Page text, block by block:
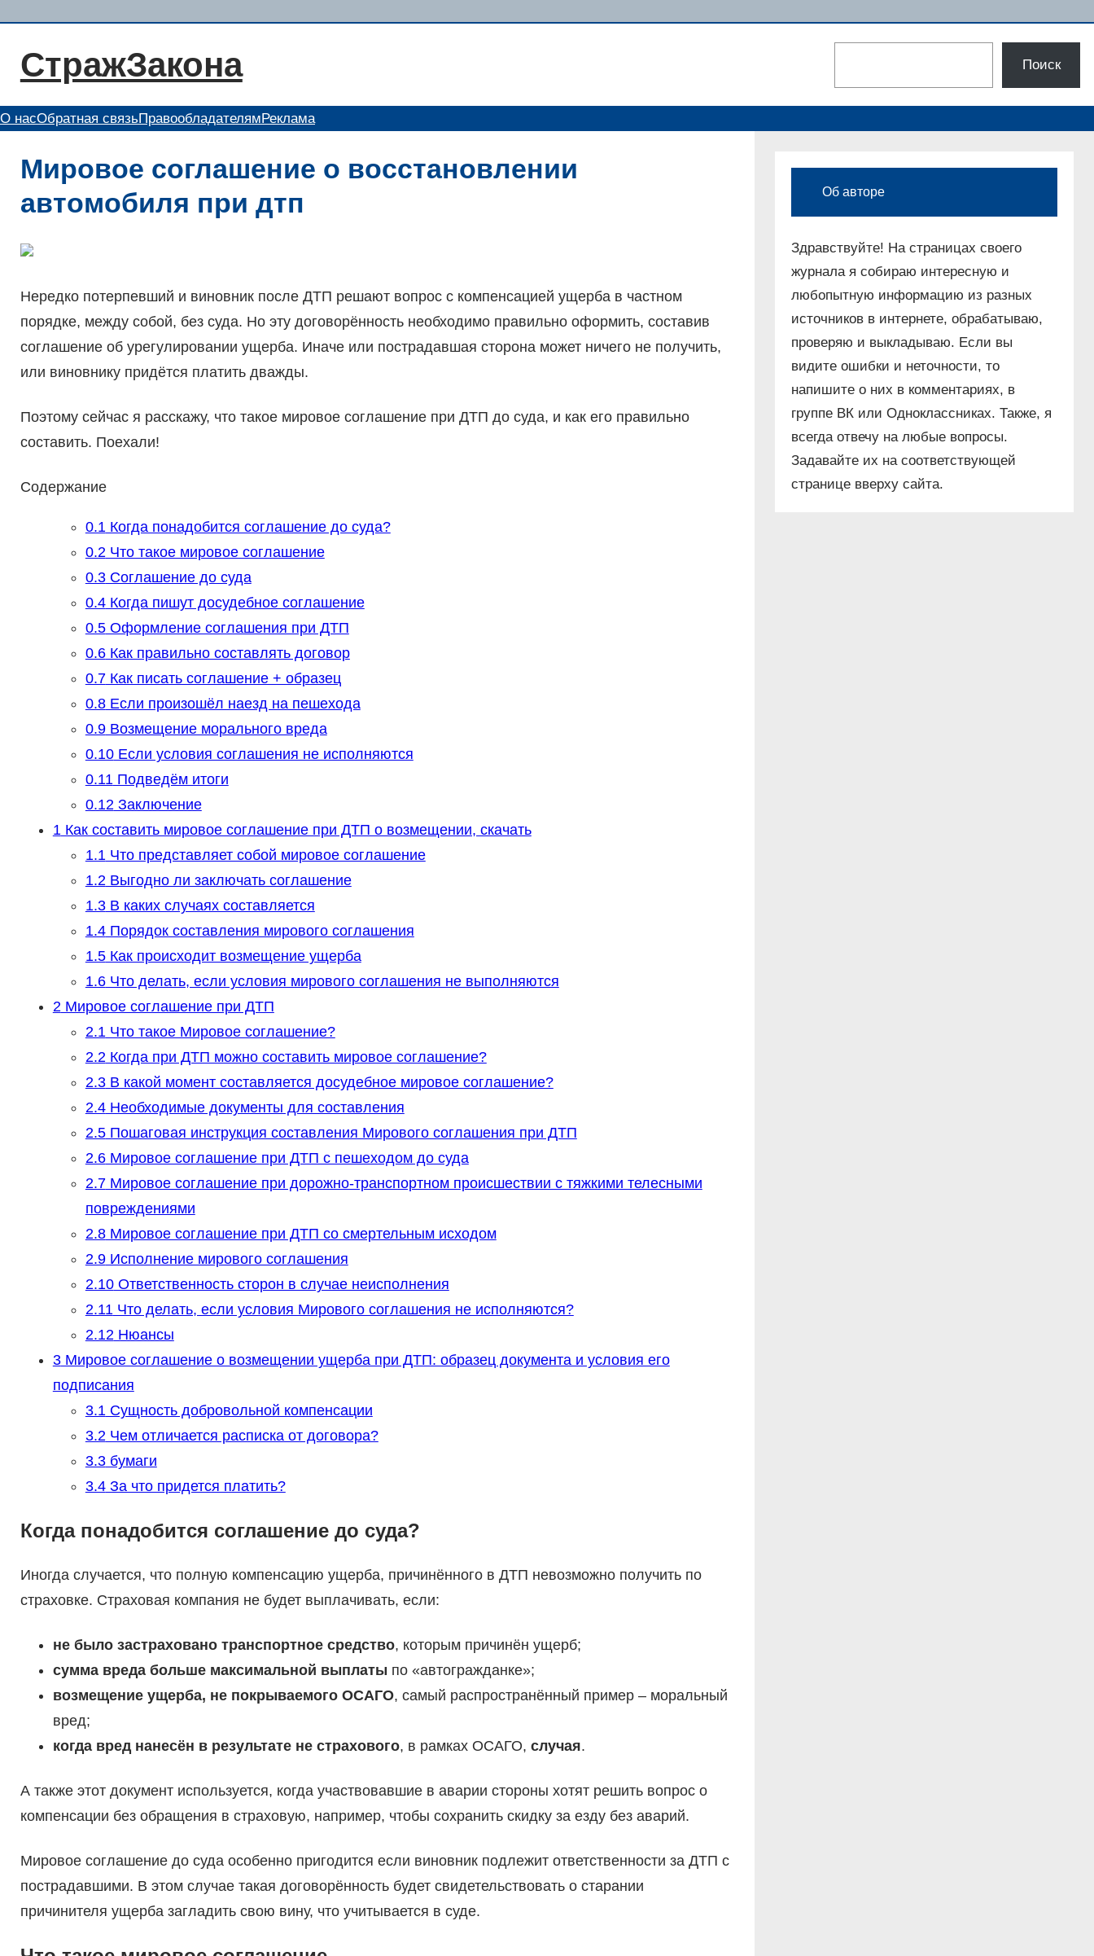
содержимому
СтражЗакона Поиск
О насОбратная связьПравообладателям Реклама
Мировое соглашение о восстановлении
автомобиля при дтп
Нередко потерпевший и виновник после ДТП решают вопрос с компенсацией ущерба в частном
порядке, между собой, без суда. Но эту договорённость необходимо правильно оформить, составив
соглашение об урегулировании ущерба. Иначе или пострадавшая сторона может ничего не получить,
или виновнику придётся платить дважды.
Поэтому сейчас я расскажу, что такое мировое соглашение при ДТП до суда, и как его правильно
составить. Поехали!
Содержание
0.1Когда понадобится соглашение до суда?
0.2Что такое мировое соглашение
0.3Соглашение до суда
0.4Когда пишут досудебное соглашение
0.5Оформление соглашения при ДТП
0.6Как правильно составлять договор
0.7Как писать соглашение + образец
0.8Если произошёл наезд на пешехода
0.9Возмещение морального вреда
0.10Если условия соглашения не исполняются
0.11Подведём итоги
0.12Заключение
1Как составить мировое соглашение при ДТП о возмещении, скачать
1.1Что представляет собой мировое соглашение
1.2Выгодно ли заключать соглашение
1.3В каких случаях составляется
1.4Порядок составления мирового соглашения
1.5Как происходит возмещение ущерба
1.6Что делать, если условия мирового соглашения не выполняются
2Мировое соглашение при ДТП
2.1Что такое Мировое соглашение?
2.2Когда при ДТП можно составить мировое соглашение?
2.3В какой момент составляется досудебное мировое соглашение?
2.4Необходимые документы для составления
2.5Пошаговая инструкция составления Мирового соглашения при ДТП
2.6Мировое соглашение при ДТП с пешеходом до суда
2.7Мировое соглашение при дорожно-транспортном происшествии с тяжкими телесными
повреждениями
2.8Мировое соглашение при ДТП со смертельным исходом
2.9Исполнение мирового соглашения
2.10Ответственность сторон в случае неисполнения
2.11Что делать, если условия Мирового соглашения не исполняются?
2.12Нюансы
3Мировое соглашение о возмещении ущерба при ДТП: образец документа и условия его
подписания
3.1Сущность добровольной компенсации
3.2Чем отличается расписка от договора?
3.3бумаги
3.4За что придется платить?
Когда понадобится соглашение до суда?
Иногда случается, что полную компенсацию ущерба, причинённого в ДТП невозможно получить по
страховке. Страховая компания не будет выплачивать, если:
не было застраховано транспортное средство, которым причинён ущерб;
сумма вреда больше максимальной выплатыпо «автогражданке»;
возмещение ущерба, не покрываемого ОСАГО, самый распространённый пример – моральный
вред;
когда вред нанесён в результате не страхового, в рамках ОСАГО, случая.
А также этот документ используется, когда участвовавшие в аварии стороны хотят решить вопрос о
компенсации без обращения в страховую, например, чтобы сохранить скидку за езду без аварий.
Мировое соглашение до суда особенно пригодится если виновник подлежит ответственности за ДТП с
пострадавшими. В этом случае такая договорённость будет свидетельствовать о старании
причинителя ущерба загладить свою вину, что учитывается в суде.
Об авторе
Здравствуйте! На страницах своего
журнала я собираю интересную и
любопытную информацию из разных
источников в интернете, обрабатываю,
проверяю и выкладываю. Если вы
видите ошибки и неточности, то
напишите о них в комментариях, в
группе ВК или Одноклассниках. Также, я
всегда отвечу на любые вопросы.
Задавайте их на соответствующей
странице вверху сайта.